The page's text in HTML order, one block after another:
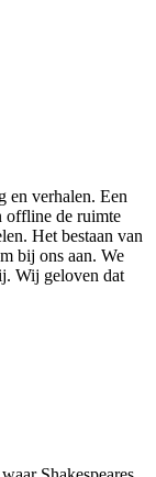
en verhalen. Een
offline de ruimte
Het bestaan van
bij ons aan. We
Wij geloven dat